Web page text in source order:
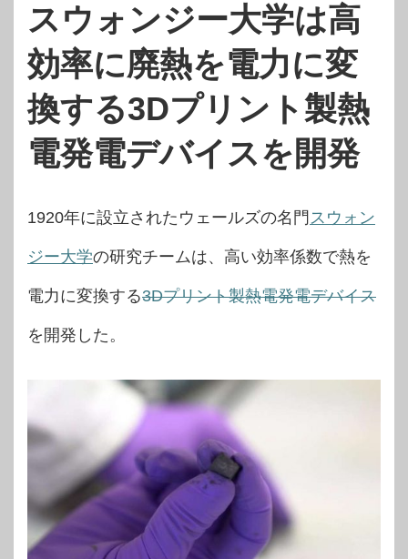
スウォンジー大学は高
効率に廃熱を電力に変
換する3Dプリント製熱
電発電デバイスを開発
1920年に設立されたウェールズの名門 スウォン
ジー大学の研究チームは、高い効率係数で熱を
電力に変換する3Dプリント製熱電発電デバイス
を開発した。